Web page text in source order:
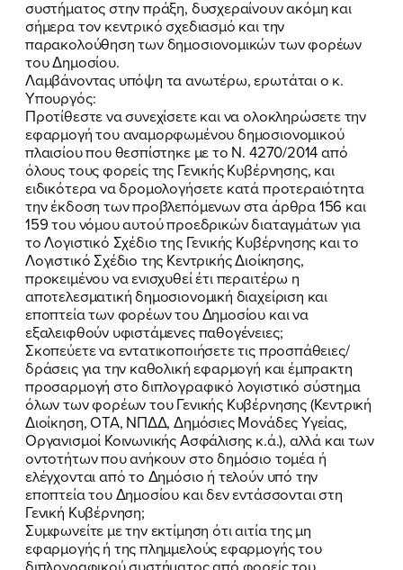
ΕΚΔΗΛΩΣΕΙΣ
ΝΕΑ
ΕΛΑ ΚΙ ΕΣΥ
FB IN TW YT LN VB TIKTOK
συστήματος στην πράξη, δυσχεραίνουν ακόμη και
σήμερα τον κεντρικό σχεδιασμό και την
παρακολούθηση των δημοσιονομικών των φορέων
του Δημοσίου.
Λαμβάνοντας υπόψη τα ανωτέρω, ερωτάται ο κ.
Υπουργός:
Προτίθεστε να συνεχίσετε και να ολοκληρώσετε την
εφαρμογή του αναμορφωμένου δημοσιονομικού
πλαισίου που θεσπίστηκε με το Ν. 4270/2014 από
όλους τους φορείς της Γενικής Κυβέρνησης, και
ειδικότερα να δρομολογήσετε κατά προτεραιότητα
την έκδοση των προβλεπόμενων στα άρθρα 156 και
159 του νόμου αυτού προεδρικών διαταγμάτων για
το Λογιστικό Σχέδιο της Γενικής Κυβέρνησης και το
Λογιστικό Σχέδιο της Κεντρικής Διοίκησης,
προκειμένου να ενισχυθεί έτι περαιτέρω η
αποτελεσματική δημοσιονομική διαχείριση και
εποπτεία των φορέων του Δημοσίου και να
εξαλειφθούν υφιστάμενες παθογένειες;
Σκοπεύετε να εντατικοποιήσετε τις προσπάθειες/
δράσεις για την καθολική εφαρμογή και έμπρακτη
προσαρμογή στο διπλογραφικό λογιστικό σύστημα
όλων των φορέων του Γενικής Κυβέρνησης (Κεντρική
Διοίκηση, ΟΤΑ, ΝΠΔΔ, Δημόσιες Μονάδες Υγείας,
Οργανισμοί Κοινωνικής Ασφάλισης κ.ά.), αλλά και των
οντοτήτων που ανήκουν στο δημόσιο τομέα ή
ελέγχονται από το Δημόσιο ή τελούν υπό την
εποπτεία του Δημοσίου και δεν εντάσσονται στη
Γενική Κυβέρνηση;
Συμφωνείτε με την εκτίμηση ότι αιτία της μη
εφαρμογής ή της πλημμελούς εφαρμογής του
διπλογραφικού συστήματος από φορείς του